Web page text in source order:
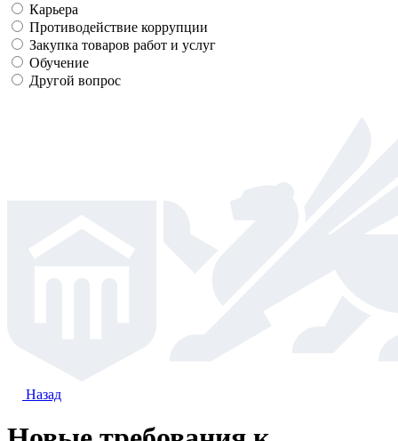
Карьера
Противодействие коррупции
Закупка товаров работ и услуг
Обучение
Другой вопрос
Назад